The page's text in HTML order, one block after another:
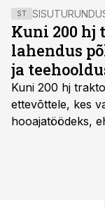
võtab
asemel
aga kaasa
ST
Kuni 200
lahendus
ja
Kuni 200 hj
ettevõttele, kes
hooajatöödeks,